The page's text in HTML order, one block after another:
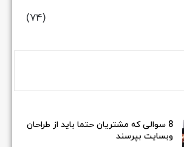
8 سوالی که مشتریان حتما باید از طراحان
وبسایت بپرسند